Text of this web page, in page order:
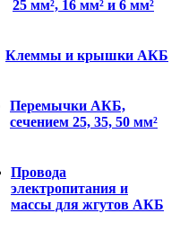
25 мм², 16 мм² и 6 мм²
Клеммы и крышки АКБ
Перемычки АКБ,
сечением 25, 35, 50 мм²
Провода
электропитания и
массы для жгутов АКБ